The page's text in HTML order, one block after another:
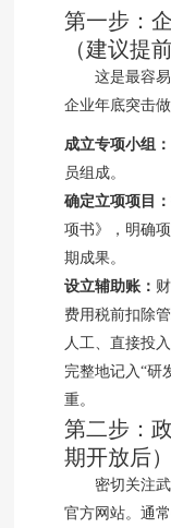
第一步：
（建议提
这是最容
企业年底突击
成立专项小组：
员组成。
确定立项项目：
项书》，明确
期成果。
设立辅助账：
费用税前扣除
人工、直接投
完整地记入“研
重。
第二步：
期开放后）
密切关注
官方网站。通